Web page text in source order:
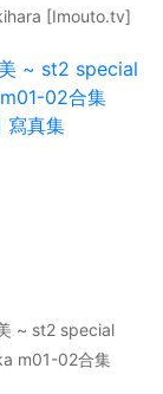
[Imouto.tv]
~ st2 special
m01-02合集